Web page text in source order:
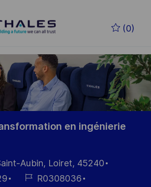
(0)
en ingénierie
Aubin, Loiret, 45240
Job- R0308036